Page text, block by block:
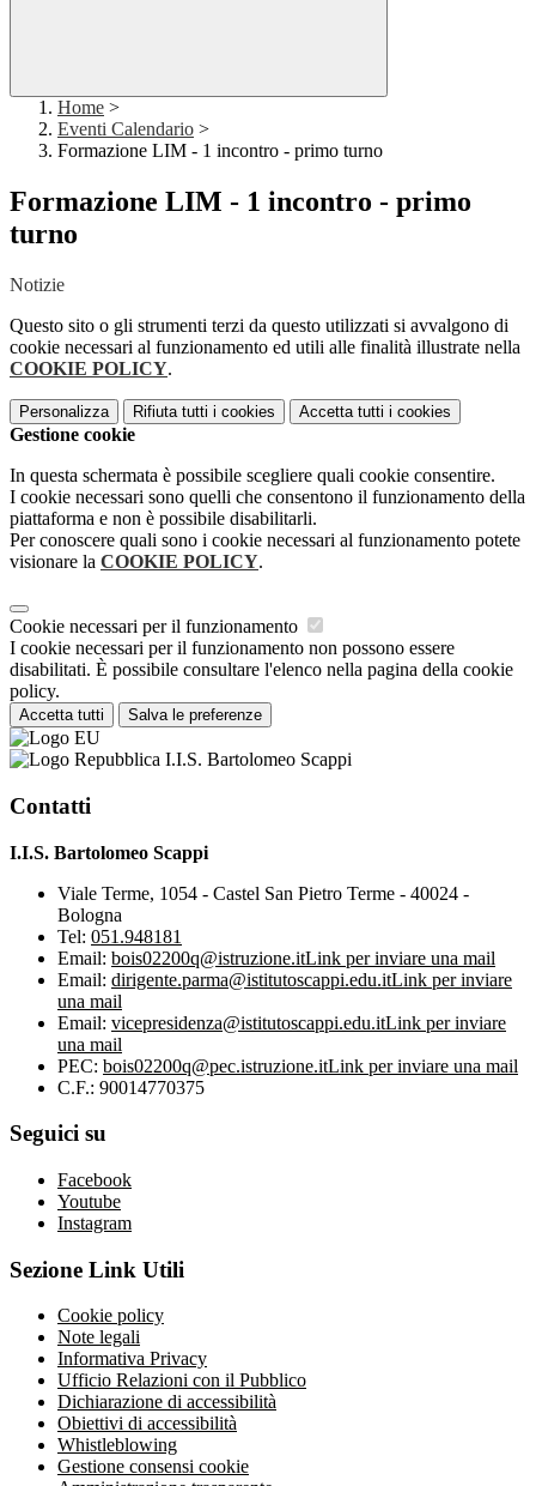
Home >
Eventi Calendario >
Formazione LIM - 1 incontro - primo turno
Formazione LIM - 1 incontro - primo
turno
Notizie
Questo sito o gli strumenti terzi da questo utilizzati si avvalgono di
cookie necessari al funzionamento ed utili alle finalità illustrate nella
COOKIE POLICY.
Personalizza Rifiuta tutti i cookies Accetta tutti i cookies
Gestione cookie
In questa schermata è possibile scegliere quali cookie consentire.
I cookie necessari sono quelli che consentono il funzionamento della
piattaforma e non è possibile disabilitarli.
Per conoscere quali sono i cookie necessari al funzionamento potete
visionare la COOKIE POLICY.
Cookie necessari per il funzionamento
I cookie necessari per il funzionamento non possono essere
disabilitati. È possibile consultare l'elenco nella pagina della cookie
policy.
Accetta tutti Salva le preferenze
I.I.S. Bartolomeo Scappi
Contatti
I.I.S. Bartolomeo Scappi
Viale Terme, 1054 - Castel San Pietro Terme - 40024 -
Bologna
Tel: 051.948181
Email: bois02200q@istruzione.itLink per inviare una mail
Email: dirigente.parma@istitutoscappi.edu.itLink per inviare
una mail
Email: vicepresidenza@istitutoscappi.edu.itLink per inviare
una mail
PEC: bois02200q@pec.istruzione.itLink per inviare una mail
C.F.: 90014770375
Seguici su
Facebook
Youtube
Instagram
Sezione Link Utili
Cookie policy
Note legali
Informativa Privacy
Ufficio Relazioni con il Pubblico
Dichiarazione di accessibilità
Obiettivi di accessibilità
Whistleblowing
Gestione consensi cookie